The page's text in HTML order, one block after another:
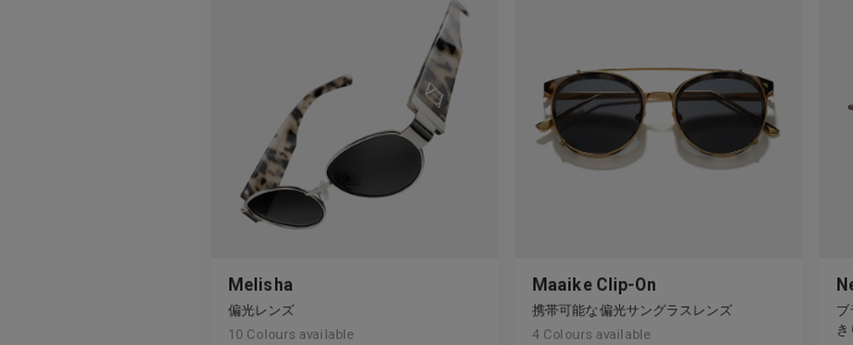
Melisha
偏光レンズ
10 Colours available
Maaike Clip-On
携帯可能な偏光サングラスレンズ
4 Colours available
ブ